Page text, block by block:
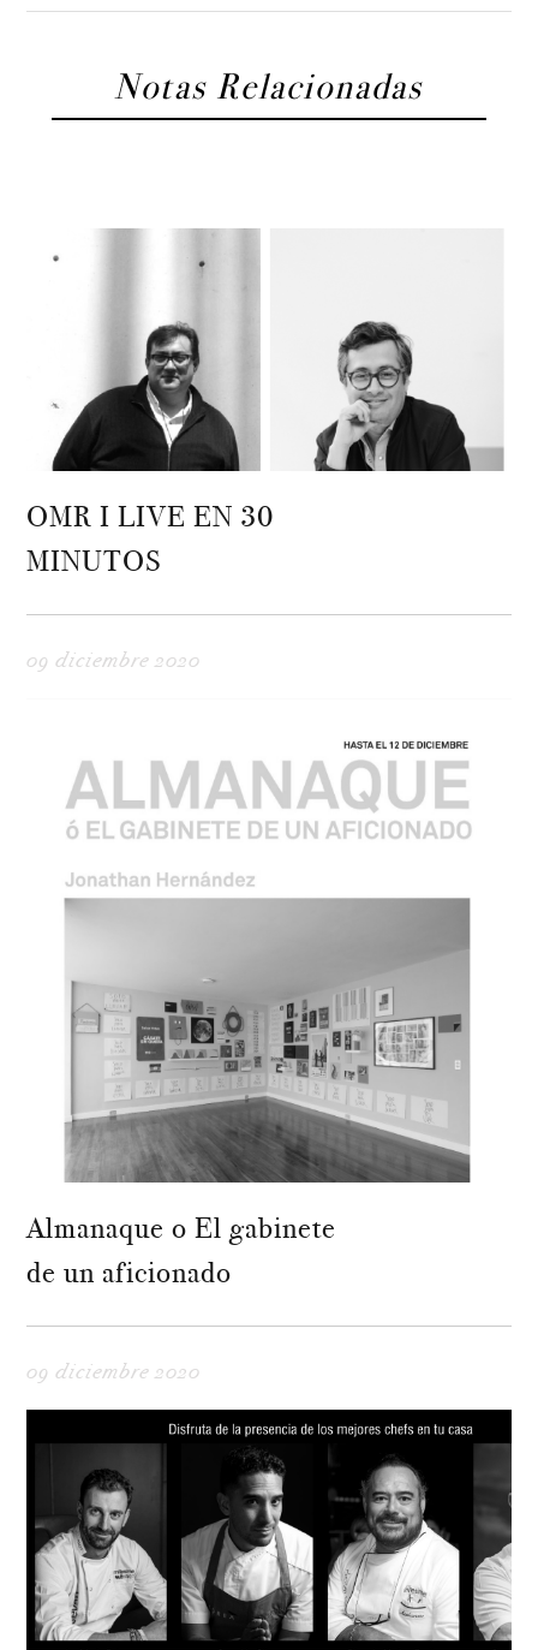
Notas Relacionadas
OMR I LIVE EN 30
MINUTOS
09 diciembre 2020
Almanaque o El gabinete
de un aficionado
09 diciembre 2020